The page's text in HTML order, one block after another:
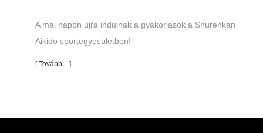
A mai napon újra indulnak a gyakorlások a Shurenkan
Aikido sportegyesületben!
[ Tovább... ]